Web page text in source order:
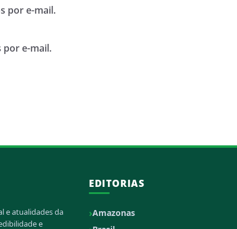
por e-mail.
por e-mail.
e atualidades da
e
EDITORIAS
Amazonas